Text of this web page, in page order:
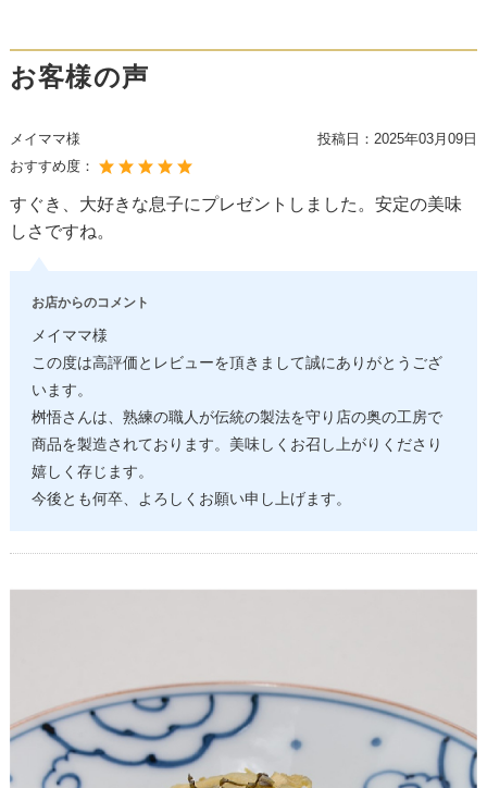
お客様の声
メイママ様 投稿日： 2025年03月09日
おすすめ度：
すぐき、大好きな息子にプレゼントしました。安定の美味
しさですね。
お店からのコメント
メイママ様
この度は高評価とレビューを頂きまして誠にありがとうござ
います。
桝悟さんは、熟練の職人が伝統の製法を守り店の奥の工房で
商品を製造されております。美味しくお召し上がりくださり
嬉しく存じます。
今後とも何卒、よろしくお願い申し上げます。